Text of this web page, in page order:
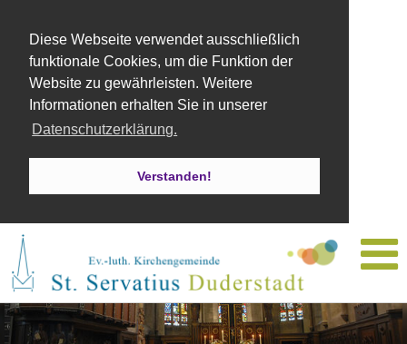
Diese Webseite verwendet ausschließlich
funktionale Cookies, um die Funktion der
Website zu gewährleisten. Weitere
Informationen erhalten Sie in unserer
Datenschutzerklärung.
Verstanden!